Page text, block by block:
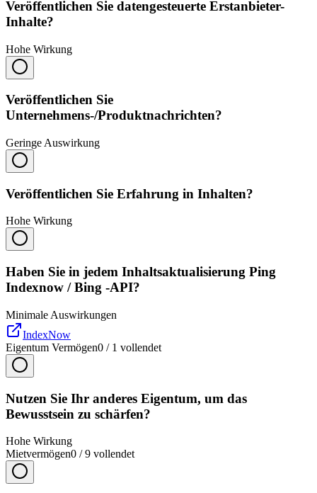
Veröffentlichen Sie datengesteuerte Erstanbieter-
Inhalte?
Hohe Wirkung
Veröffentlichen Sie
Unternehmens-/Produktnachrichten?
Geringe Auswirkung
Veröffentlichen Sie Erfahrung in Inhalten?
Hohe Wirkung
Haben Sie in jedem Inhaltsaktualisierung Ping
Indexnow / Bing -API?
Minimale Auswirkungen
IndexNow
Eigentum Vermögen0 / 1 vollendet
Nutzen Sie Ihr anderes Eigentum, um das
Bewusstsein zu schärfen?
Hohe Wirkung
Mietvermögen0 / 9 vollendet